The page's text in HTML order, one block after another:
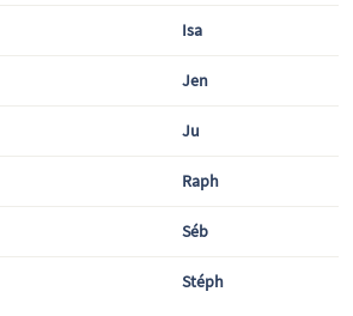
Isa
Jen
Ju
Raph
Séb
Stéph